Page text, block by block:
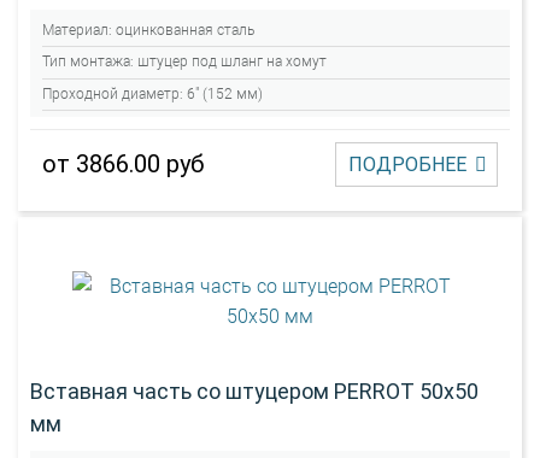
Материал: оцинкованная сталь
Тип монтажа: штуцер под шланг на хомут
Проходной диаметр: 6" (152 мм)
от 3866.00 руб ПОДРОБНЕЕ
Вставная часть со штуцером PERROT 50х50
мм